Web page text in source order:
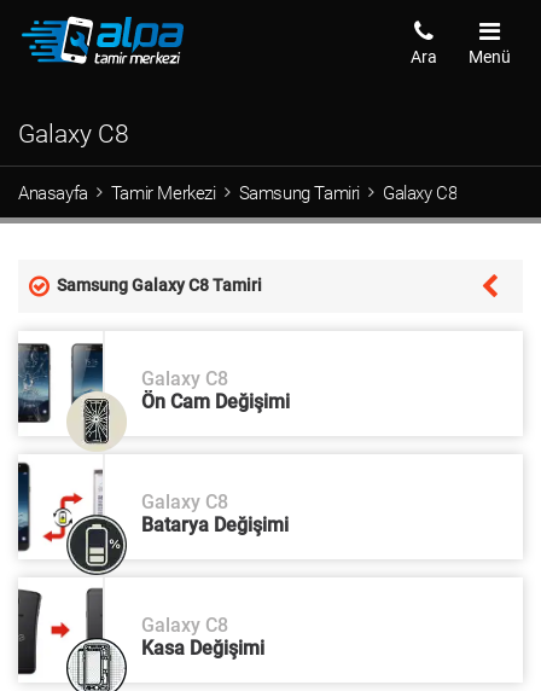
Menü
Ara
Galaxy C8
Anasayfa Tamir Merkezi Samsung Tamiri Galaxy C8
Samsung Galaxy C8 Tamiri
Galaxy C8
Ön Cam Değişimi
Galaxy C8
Batarya Değişimi
Galaxy C8
Kasa Değişimi